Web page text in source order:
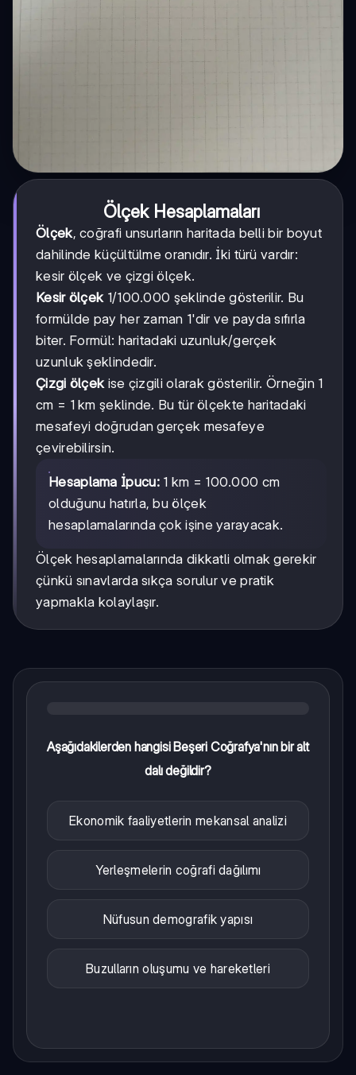
Ölçek Hesaplamaları
Ölçek, coğrafi unsurların haritada belli bir boyut
dahilinde küçültülme oranıdır. İki türü vardır:
kesir ölçek ve çizgi ölçek.
Kesir ölçek1/100.000 şeklinde gösterilir. Bu
formülde pay her zaman 1'dir ve payda sıfırla
biter. Formül: haritadaki uzunluk/gerçek
uzunluk şeklindedir.
Çizgi ölçekise çizgili olarak gösterilir. Örneğin 1
cm = 1 km şeklinde. Bu tür ölçekte haritadaki
mesafeyi doğrudan gerçek mesafeye
çevirebilirsin.
Hesaplama İpucu:1 km = 100.000 cm
olduğunu hatırla, bu ölçek
hesaplamalarında çok işine yarayacak.
Ölçek hesaplamalarında dikkatli olmak gerekir
çünkü sınavlarda sıkça sorulur ve pratik
yapmakla kolaylaşır.
Aşağıdakilerden hangisi Beşeri Coğrafya'nın bir alt
dalı değildir?
Ekonomik faaliyetlerin mekansal analizi
Yerleşmelerin coğrafi dağılımı
Nüfusun demografik yapısı
Buzulların oluşumu ve hareketleri